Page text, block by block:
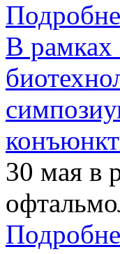
В рамках
30 мая в